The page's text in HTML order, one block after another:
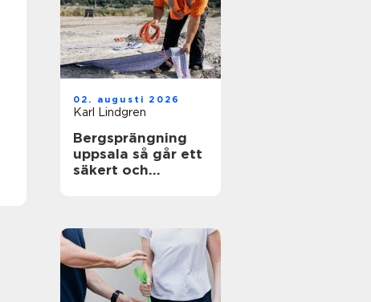
02. augusti 2026
Karl Lindgren
Bergsprängning
uppsala så går ett
säkert och